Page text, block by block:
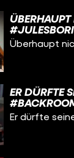
Überhaupt
ER DÜRFTE
Er dürfte